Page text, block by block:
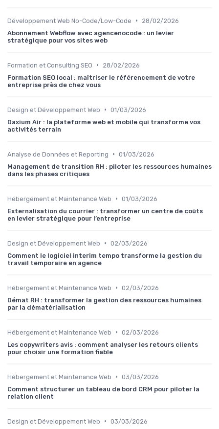
Développement Web No-Code/Low-Code •
28/02/2026
Abonnement Webflow avec agencenocode : un levier
stratégique pour vos sites web
Formation et Consulting SEO •
28/02/2026
Formation SEO local : maîtriser le référencement de votre
entreprise près de chez vous
Design et Développement Web • 01/03/2026
Daxium Air : la plateforme web et mobile qui transforme vos
activités terrain
Analyse de Données et Reporting • 01/03/2026
Management de transition RH : piloter les ressources humaines
dans les phases critiques
Hébergement et Maintenance Web • 01/03/2026
Externalisation du courrier : transformer un centre de coûts
en levier stratégique pour l’entreprise
Design et Développement Web • 02/03/2026
Comment le logiciel interim tempo transforme la gestion du
travail temporaire en agence
Hébergement et Maintenance Web • 02/03/2026
Démat RH : transformer la gestion des ressources humaines
par la dématérialisation
Hébergement et Maintenance Web • 02/03/2026
Les copywriters avis : comment analyser les retours clients
pour choisir une formation fiable
Hébergement et Maintenance Web • 03/03/2026
Comment structurer un tableau de bord CRM pour piloter la
relation client
Design et Développement Web • 03/03/2026